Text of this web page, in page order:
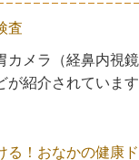
査
カメラ（経鼻内視
が紹介されていま
る！おなかの健康